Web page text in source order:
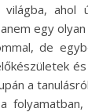
ahol
egy
de
a